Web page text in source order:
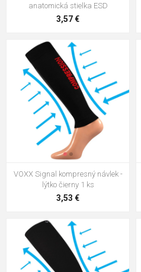
anatomická stielka ESD
3,57 €
VOXX Signal kompresný návlek -
lýtko čierny 1 ks
3,53 €